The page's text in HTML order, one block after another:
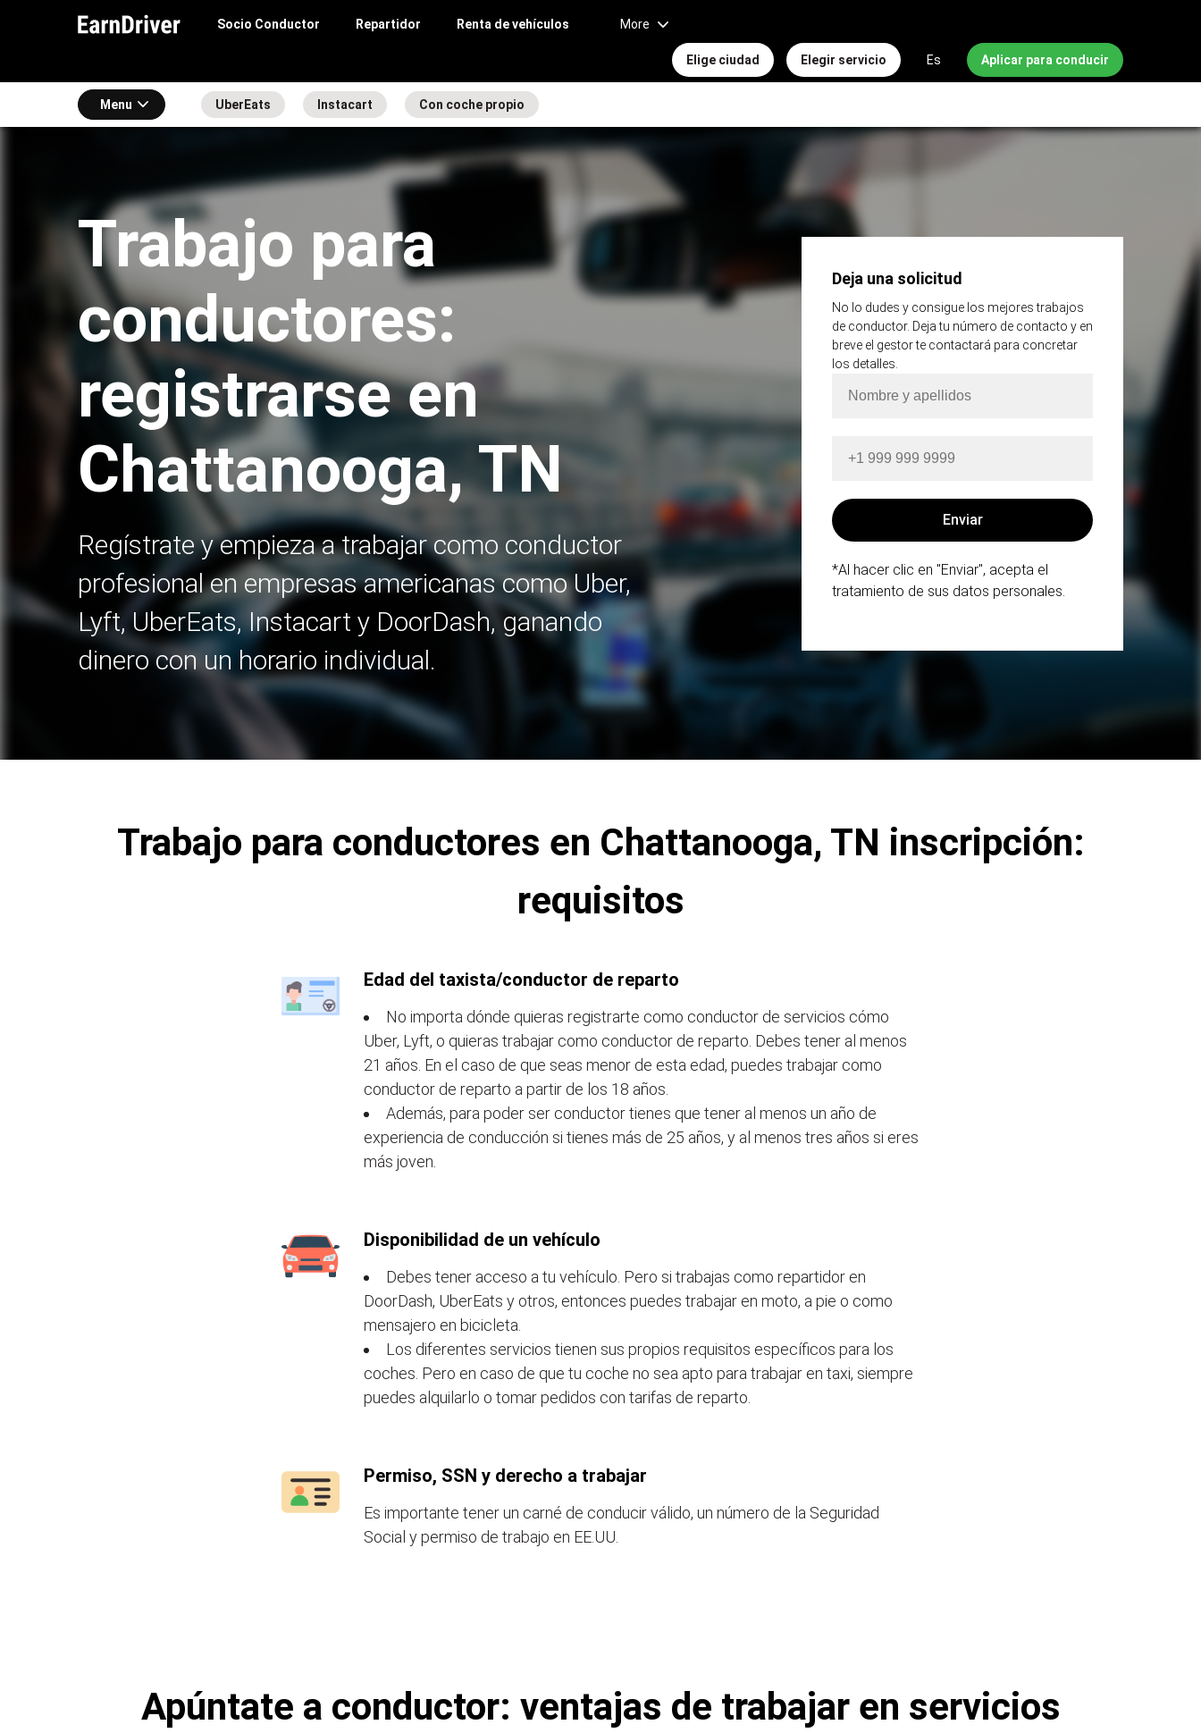
Socio Conductor Repartidor Renta de vehículos More
Elige ciudad Elegir servicio Es Aplicar para conducir
Menu UberEats Instacart Con coche propio
Trabajo para
conductores:
registrarse en
Chattanooga, TN
Regístrate y empieza a trabajar como conductor
profesional en empresas americanas como Uber,
Lyft, UberEats, Instacart y DoorDash, ganando
dinero con un horario individual.
Deja una solicitud
No lo dudes y consigue los mejores trabajos
de conductor. Deja tu número de contacto y en
breve el gestor te contactará para concretar
los detalles.
*Al hacer clic en "Enviar", acepta el
tratamiento de sus datos personales.
Trabajo para conductores en Chattanooga, TN inscripción:
requisitos
Edad del taxista/conductor de reparto
No importa dónde quieras registrarte como conductor de servicios cómo
Uber, Lyft, o quieras trabajar como conductor de reparto. Debes tener al menos
21 años. En el caso de que seas menor de esta edad, puedes trabajar como
conductor de reparto a partir de los 18 años.
Además, para poder ser conductor tienes que tener al menos un año de
experiencia de conducción si tienes más de 25 años, y al menos tres años si eres
más joven.
Disponibilidad de un vehículo
Debes tener acceso a tu vehículo. Pero si trabajas como repartidor en
DoorDash, UberEats y otros, entonces puedes trabajar en moto, a pie o como
mensajero en bicicleta.
Los diferentes servicios tienen sus propios requisitos específicos para los
coches. Pero en caso de que tu coche no sea apto para trabajar en taxi, siempre
puedes alquilarlo o tomar pedidos con tarifas de reparto.
Permiso, SSN y derecho a trabajar
Es importante tener un carné de conducir válido, un número de la Seguridad
Social y permiso de trabajo en EE.UU.
Apúntate a conductor: ventajas de trabajar en servicios